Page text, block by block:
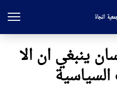
ينبغي ان الا